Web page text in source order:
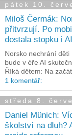
pátek 10.
Miloš Čermák:
přitvrzují. Po
dostala stopku i AI
Norsko nechrání
bude v éře AI
Říká dětem: Na
1 komentář:
středa 8.
Daniel Münich:
školství na dluh?